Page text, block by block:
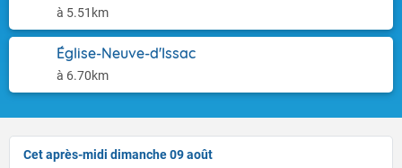
à 5.51km
Église-Neuve-d'Issac
à 6.70km
Cet après-midi dimanche 09 août